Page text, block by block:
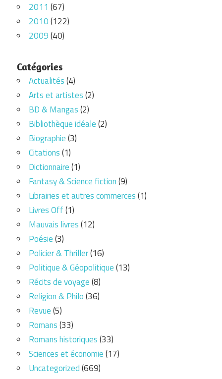
2011 (67)
2010(122)
2009(40)
Catégories
Actualités(4)
Arts et artistes(2)
BD & Mangas(2)
Bibliothèque idéale(2)
Biographie(3)
Citations(1)
Dictionnaire(1)
Fantasy & Science fiction(9)
Librairies et autres commerces(1)
Livres Off(1)
Mauvais livres(12)
Poésie(3)
Policier & Thriller(16)
Politique & Géopolitique(13)
Récits de voyage(8)
Religion & Philo(36)
Revue(5)
Romans(33)
Romans historiques(33)
Sciences et économie(17)
Uncategorized(669)